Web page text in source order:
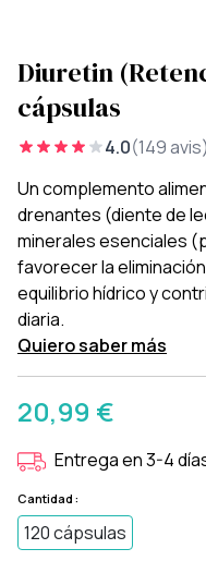
Diuretin
cápsulas
4.0(149 avis)
Un complemento
drenantes (diente de
minerales esenciales
favorecer la
equilibrio hídrico y
diaria.
Quiero saber más
20,99 €
Entrega en 3-4
Cantidad :
120 cápsulas